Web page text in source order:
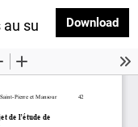
sujet de l’étude
Download